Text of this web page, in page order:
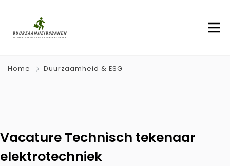
Home Duurzaamheid & ESG
Vacature Technisch tekenaar
elektrotechniek